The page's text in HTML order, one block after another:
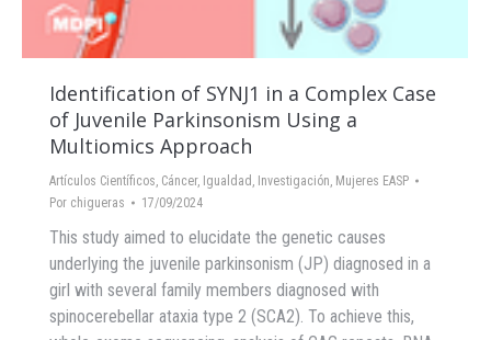
Identification of SYNJ1 in a Complex Case
of Juvenile Parkinsonism Using a
Multiomics Approach
Artículos Científicos Cáncer, Igualdad Investigación Mujeres EASP
Por chigueras 17/09/2024
This study aimed to elucidate the genetic causes
underlying the juvenile parkinsonism (JP) diagnosed in a
girl with several family members diagnosed with
spinocerebellar ataxia type 2 (SCA2). To achieve this,